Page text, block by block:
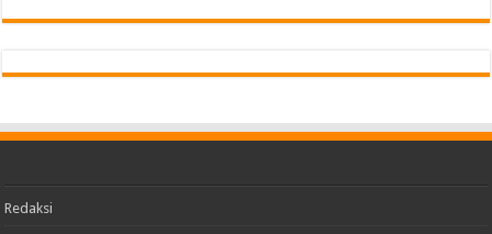
Redaksi